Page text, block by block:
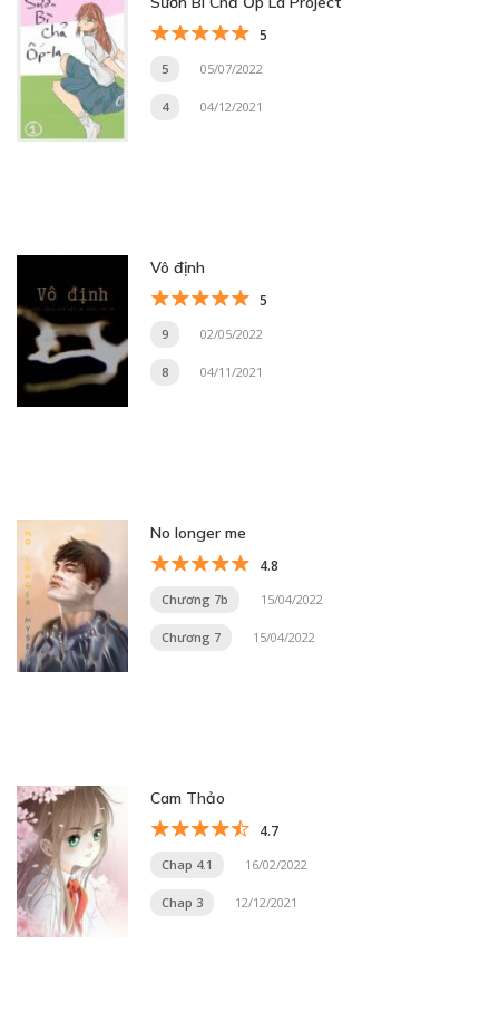
5
5 05/07/2022
4 04/12/2021
Vô định
5
9 02/05/2022
8 04/11/2021
No longer me
4.8
Chương 7b 15/04/2022
Chương 7 15/04/2022
Cam Thảo
4.7
Chap 4.1 16/02/2022
Chap 3 12/12/2021